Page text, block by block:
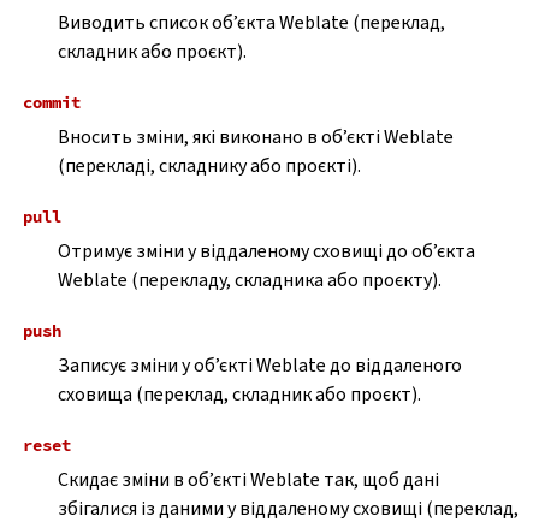
Виводить список об’єкта Weblate (переклад,
складник або проєкт).
commit
Вносить зміни, які виконано в об’єкті Weblate
(перекладі, складнику або проєкті).
pull
Отримує зміни у віддаленому сховищі до об’єкта
Weblate (перекладу, складника або проєкту).
push
Записує зміни у об’єкті Weblate до віддаленого
сховища (переклад, складник або проєкт).
reset
Скидає зміни в об’єкті Weblate так, щоб дані
збігалися із даними у віддаленому сховищі (переклад,